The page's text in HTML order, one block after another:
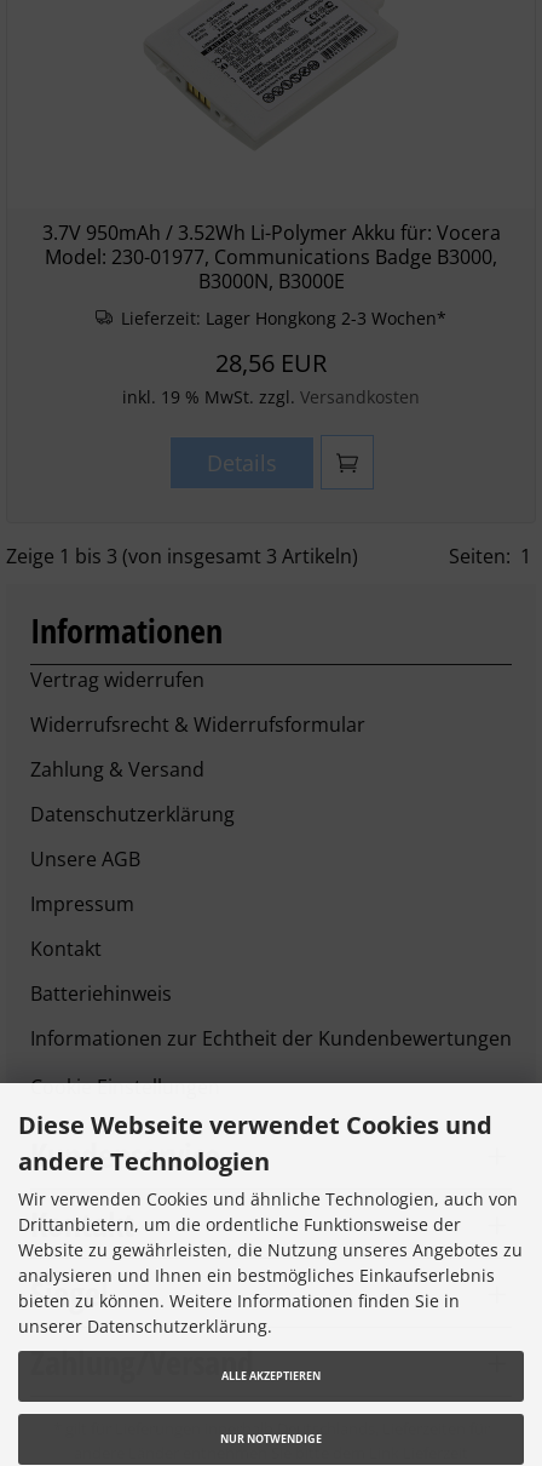
3.7V 950mAh / 3.52Wh Li-Polymer Akku für: Vocera
Model: 230-01977, Communications Badge B3000,
B3000N, B3000E
Lieferzeit: Lager Hongkong 2-3 Wochen*
28,56 EUR
inkl. 19 % MwSt. zzgl. Versandkosten
Details
Zeige 1 bis 3 (von insgesamt 3 Artikeln) Seiten: 1
Informationen
Vertrag widerrufen
Widerrufsrecht & Widerrufsformular
Zahlung & Versand
Datenschutzerklärung
Unsere AGB
Impressum
Kontakt
Batteriehinweis
Informationen zur Echtheit der Kundenbewertungen
Cookie Einstellungen
Kundenservice
Kontakt
Siegel
Zahlung/Versand
Diese Webseite verwendet Cookies und
andere Technologien
Wir verwenden Cookies und ähnliche Technologien, auch von
Drittanbietern, um die ordentliche Funktionsweise der
Website zu gewährleisten, die Nutzung unseres Angebotes zu
analysieren und Ihnen ein bestmögliches Einkaufserlebnis
bieten zu können. Weitere Informationen finden Sie in
unserer Datenschutzerklärung.
ALLE AKZEPTIEREN
NUR NOTWENDIGE